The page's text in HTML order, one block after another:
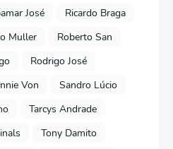
José
Ricardo Braga
Muller
Roberto San
Rodrigo José
Von
Sandro Lúcio
Tarcys Andrade
Tony Damito